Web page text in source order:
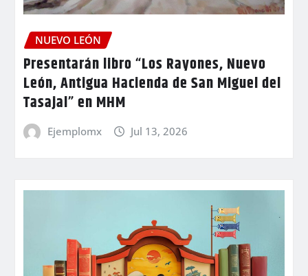
NUEVO LEÓN
Presentarán libro “Los Rayones, Nuevo
León, Antigua Hacienda de San Miguel del
Tasajal” en MHM
Ejemplomx Jul 13, 2026